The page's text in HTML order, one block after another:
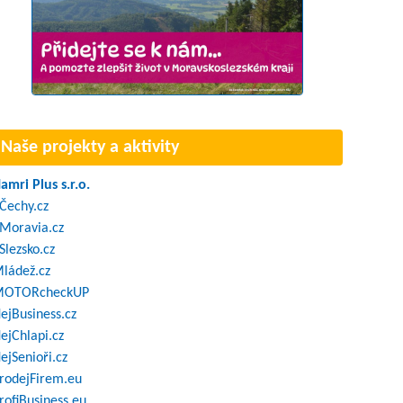
Naše projekty a aktivity
Plus s.r.o.